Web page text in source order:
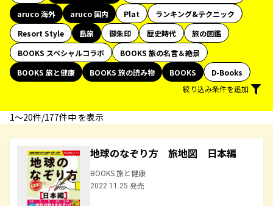
aruco 海外
aruco 国内 Plat
ランキング&テクニック
Resort Style
島旅 御朱印 歴史時代
旅の図鑑
BOOKS スペシャルコラボ
BOOKS 旅の名言＆絶景
BOOKS 旅と健康
BOOKS 旅の読み物 BOOKS
D-Books
絞り込み条件を追加
1〜20件/177件中 を表示
地球のなぞり方 旅地図 日本編
BOOKS 旅と健康
2022.11.25 発売